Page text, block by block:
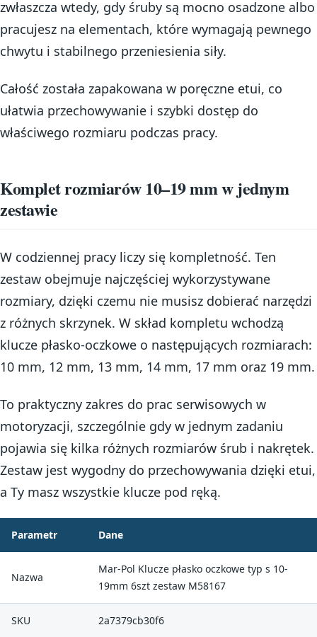
zwłaszcza wtedy, gdy śruby są mocno osadzone albo
pracujesz na elementach, które wymagają pewnego
chwytu i stabilnego przeniesienia siły.
Całość została zapakowana w poręczne etui, co
ułatwia przechowywanie i szybki dostęp do
właściwego rozmiaru podczas pracy.
Komplet rozmiarów 10–19 mm w jednym
zestawie
W codziennej pracy liczy się kompletność. Ten
zestaw obejmuje najczęściej wykorzystywane
rozmiary, dzięki czemu nie musisz dobierać narzędzi
z różnych skrzynek. W skład kompletu wchodzą
klucze płasko-oczkowe o następujących rozmiarach:
10 mm, 12 mm, 13 mm, 14 mm, 17 mm oraz 19 mm.
To praktyczny zakres do prac serwisowych w
motoryzacji, szczególnie gdy w jednym zadaniu
pojawia się kilka różnych rozmiarów śrub i nakrętek.
Zestaw jest wygodny do przechowywania dzięki etui,
a Ty masz wszystkie klucze pod ręką.
Parametr Dane
Nazwa
Mar-Pol Klucze płasko oczkowe typ s 10-
19mm 6szt zestaw M58167
SKU 2a7379cb30f6